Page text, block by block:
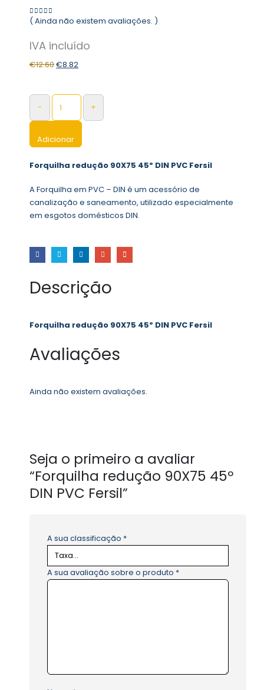
0 out of 5
( Ainda não existem avaliações. )
€12.60€8.82
- +
Adicionar
Forquilha redução 90X75 45º DIN PVC Fersil
A Forquilha em PVC – DIN é um acessório de
canalização e saneamento, utilizado especialmente
em esgotos domésticos DIN.
Descrição
Forquilha redução 90X75 45º DIN PVC Fersil
Avaliações
Ainda não existem avaliações.
Seja o primeiro a avaliar
“Forquilha redução 90X75 45º
DIN PVC Fersil”
A sua classificação *
A sua avaliação sobre o produto *